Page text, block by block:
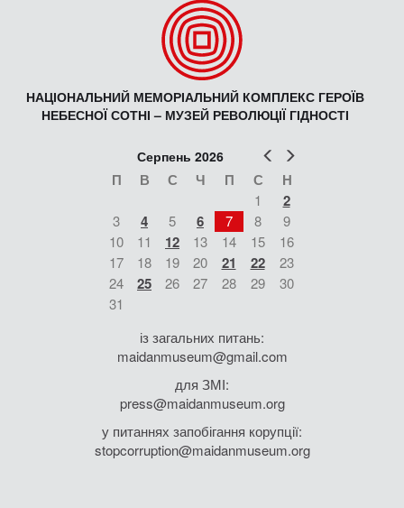
НАЦІОНАЛЬНИЙ МЕМОРІАЛЬНИЙ КОМПЛЕКС ГЕРОЇВ
НЕБЕСНОЇ СОТНІ – МУЗЕЙ РЕВОЛЮЦІЇ ГІДНОСТІ
Попер
Серпень 2026
П В С Ч П С Н
1 2
3 4 5 6 7 8
9
10
11 12 13 14 15
16
17
18 19 20 21 22
23
24
25 26 27 28 29
30
31
із загальних питань:
maidanmuseum@gmail.com
для ЗМІ:
press@maidanmuseum.org
у питаннях запобігання корупції:
stopcorruption@maidanmuseum.org